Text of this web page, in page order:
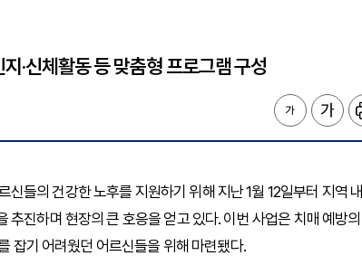
·신체활동 등 맞춤형 프로그램 구성
들의 건강한 노후를 지원하기 위해 지난 1월 12일부터 지역 내
추진하며 현장의 큰 호응을 얻고 있다. 이번 사업은 치매 예방의
잡기 어려웠던 어르신들을 위해 마련됐다.